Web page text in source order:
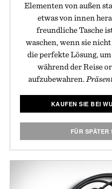
Elementen von außen
etwas von innen
freundliche Tasche
waschen, wenn sie
die perfekte Lösung,
während der Reise
aufzubewahren.
KAUFEN SIE BEI
FÜR SPÄTER